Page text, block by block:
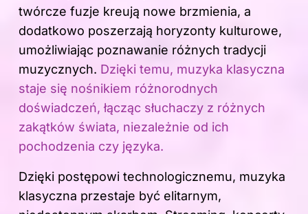
twórcze fuzje kreują nowe brzmienia, a
dodatkowo poszerzają horyzonty kulturowe,
umożliwiając poznawanie różnych tradycji
muzycznych. Dzięki temu, muzyka klasyczna
staje się nośnikiem różnorodnych
doświadczeń, łącząc słuchaczy z różnych
zakątków świata, niezależnie od ich
pochodzenia czy języka.
Dzięki postępowi technologicznemu, muzyka
klasyczna przestaje być elitarnym,